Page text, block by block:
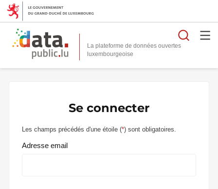
La plateforme de données ouvertes
Se connecter
Les champs précédés d'une étoile (*) sont obligatoires.
Adresse email